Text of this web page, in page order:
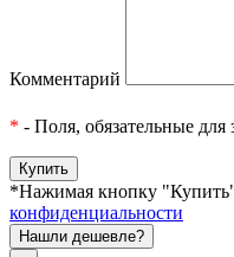
Комментарий
* - Поля, обязательные для
*Нажимая кнопку
конфиденциальности
Нашли дешевле?